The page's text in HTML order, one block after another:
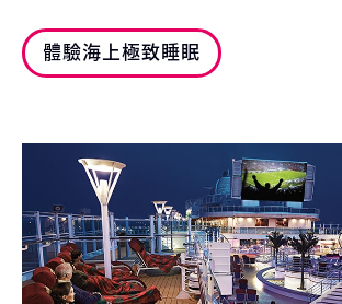
體驗海上極致睡眠